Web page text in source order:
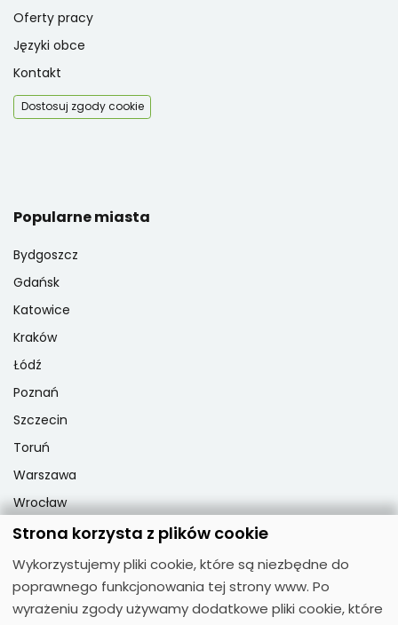
Oferty pracy
Języki obce
Kontakt
Dostosuj zgody cookie
Popularne miasta
Bydgoszcz
Gdańsk
Katowice
Kraków
Łódź
Poznań
Szczecin
Toruń
Warszawa
Wrocław
Popularne przedmioty
Matematyka
Strona korzysta z plików cookie
Wykorzystujemy pliki cookie, które są niezbędne do
poprawnego funkcjonowania tej strony www. Po
wyrażeniu zgody używamy dodatkowe pliki cookie, które